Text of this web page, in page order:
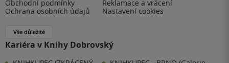
Obchodní podmínky
Reklamace a vrácení
Ochrana osobních údajů
Nastavení cookies
Vše důležité
Kariéra v Knihy Dobrovský